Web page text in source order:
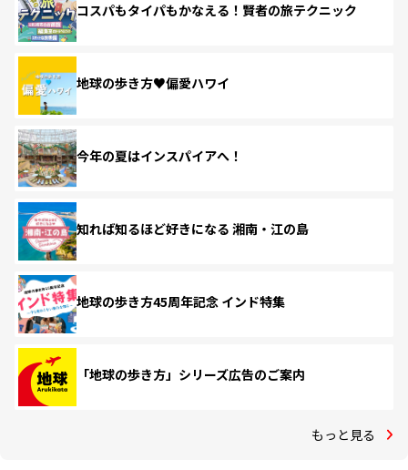
コスパもタイパもかなえる！賢者の旅テクニック
地球の歩き方♥偏愛ハワイ
今年の夏はインスパイアへ！
知れば知るほど好きになる 湘南・江の島
地球の歩き方45周年記念 インド特集
「地球の歩き方」シリーズ広告のご案内
もっと見る